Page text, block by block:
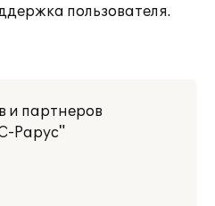
пользователя.
и партнеров
Рарус"